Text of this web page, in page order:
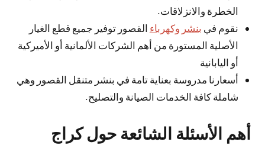
الخطرة والانزلاقات.
نقوم في بنشر وكهرباء القصور توفير جميع قطع الغيار
الأصلية المستورة من أهم الشركات الألمانية أو الأميركية
أو اليابانية
أسعارنا مدروسة بعناية تامة في بنشر متنقل القصور وهي
شاملة كافة الخدمات الصيانة والتصليح.
أهم الأسئلة الشائعة حول كراج